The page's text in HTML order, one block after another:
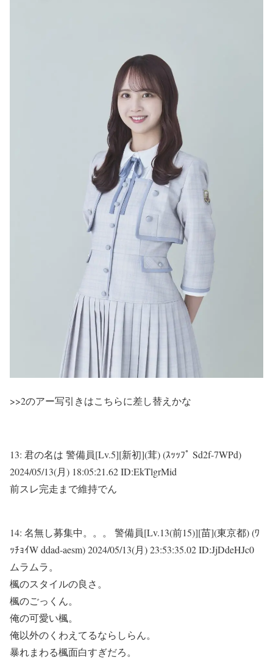
>>2のアー写引きはこちらに差し替えかな
13: 君の名は 警備員[Lv.5][新初](茸) (ｽｯｯﾌﾟ Sd2f-7WPd)
2024/05/13(月) 18:05:21.62 ID:EkTlgrMid
前スレ完走まで維持でん
14: 名無し募集中。。。 警備員[Lv.13(前15)][苗](東京都) (ﾜ
ｯﾁｮｲW ddad-aesm)2024/05/13(月) 23:53:35.02 ID:JjDdeHJc0
ムラムラ。
楓のスタイルの良さ。
楓のごっくん。
俺の可愛い楓。
俺以外のくわえてるならしらん。
暴れまわる楓面白すぎだろ。